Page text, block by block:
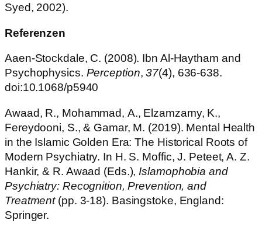
Syed, 2002).
Referenzen
Aaen-Stockdale, C. (2008). Ibn Al-Haytham and
Psychophysics. Perception,37(4), 636-638.
doi:10.1068/p5940
Awaad, R., Mohammad, A., Elzamzamy, K.,
Fereydooni, S., & Gamar, M. (2019). Mental Health
in the Islamic Golden Era: The Historical Roots of
Modern Psychiatry. In H. S. Moffic, J. Peteet, A. Z.
Hankir, & R. Awaad (Eds.), Islamophobia and
Psychiatry: Recognition, Prevention, and
Treatment(pp. 3-18). Basingstoke, England:
Springer.